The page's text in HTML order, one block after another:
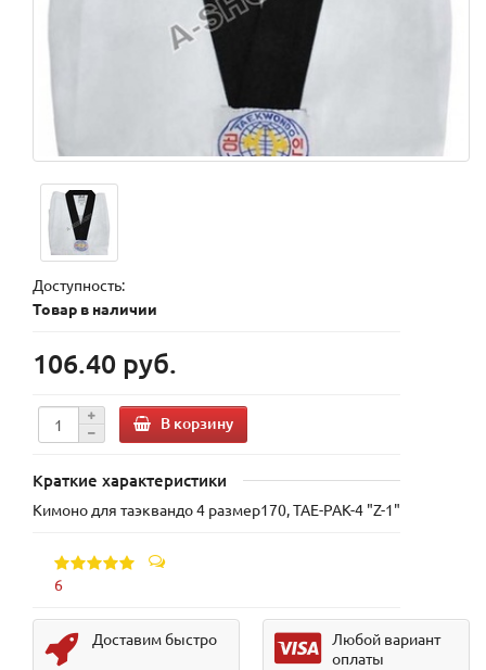
Доступность:
Товар в наличии
106.40 руб.
В корзину
Краткие характеристики
Кимоно для таэквандо 4 размер170, TAE-PAK-4 "Z-1"
6
Доставим быстро
Любой вариант
оплаты